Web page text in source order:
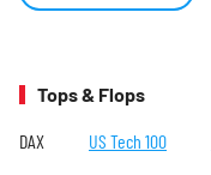
Tops & Flops
DAX US Tech 100